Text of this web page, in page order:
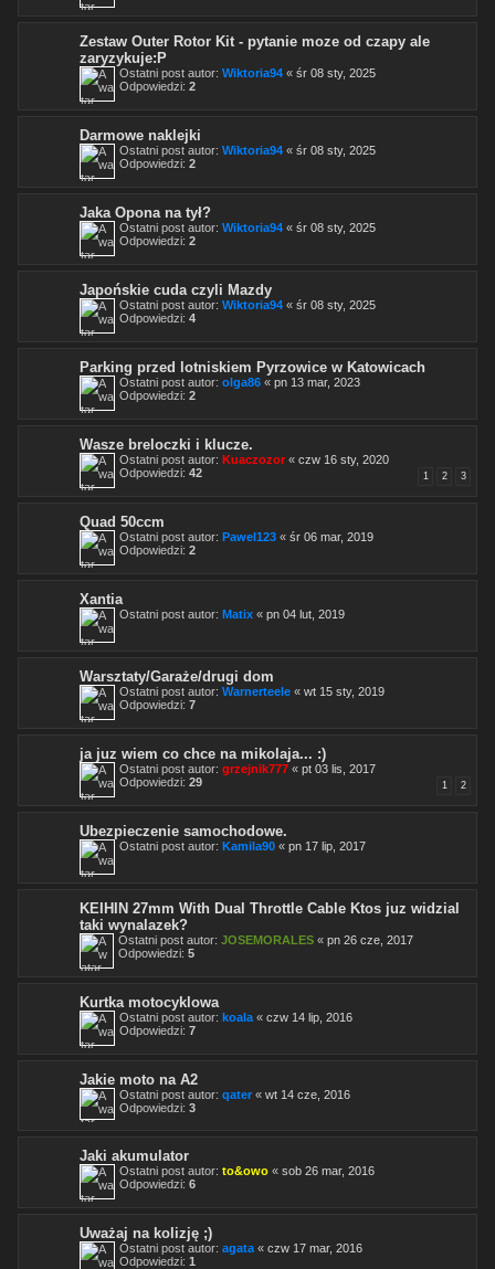
Zestaw Outer Rotor Kit - pytanie moze od czapy ale
zaryzykuje:P
Ostatni post autor: Wiktoria94 « śr 08 sty, 2025
Odpowiedzi: 2
Darmowe naklejki
Ostatni post autor: Wiktoria94 « śr 08 sty, 2025
Odpowiedzi: 2
Jaka Opona na tył?
Ostatni post autor: Wiktoria94 « śr 08 sty, 2025
Odpowiedzi: 2
Japońskie cuda czyli Mazdy
Ostatni post autor: Wiktoria94 « śr 08 sty, 2025
Odpowiedzi: 4
Parking przed lotniskiem Pyrzowice w Katowicach
Ostatni post autor: olga86 « pn 13 mar, 2023
Odpowiedzi: 2
Wasze breloczki i klucze.
Ostatni post autor: Kuaczozor « czw 16 sty, 2020
Odpowiedzi: 42 1 2 3
Quad 50ccm
Ostatni post autor: Pawel123 « śr 06 mar, 2019
Odpowiedzi: 2
Xantia
Ostatni post autor: Matix « pn 04 lut, 2019
Warsztaty/Garaże/drugi dom
Ostatni post autor: Warnerteele « wt 15 sty, 2019
Odpowiedzi: 7
ja juz wiem co chce na mikolaja... :)
Ostatni post autor: grzejnik777 « pt 03 lis, 2017
Odpowiedzi: 29 1 2
Ubezpieczenie samochodowe.
Ostatni post autor: Kamila90 « pn 17 lip, 2017
KEIHIN 27mm With Dual Throttle Cable Ktos juz widzial
taki wynalazek?
Ostatni post autor: JOSEMORALES « pn 26 cze, 2017
Odpowiedzi: 5
Kurtka motocyklowa
Ostatni post autor: koala « czw 14 lip, 2016
Odpowiedzi: 7
Jakie moto na A2
Ostatni post autor: qater « wt 14 cze, 2016
Odpowiedzi: 3
Jaki akumulator
Ostatni post autor: to&owo « sob 26 mar, 2016
Odpowiedzi: 6
Uważaj na kolizję ;)
Ostatni post autor: agata « czw 17 mar, 2016
Odpowiedzi: 1